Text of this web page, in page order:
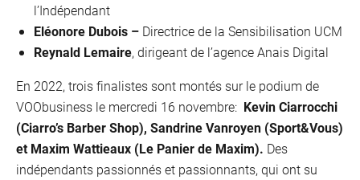
l’Indépendant
Eléonore Dubois – Directrice de la Sensibilisation UCM
Reynald Lemaire, dirigeant de l’agence Anais Digital
En 2022, trois finalistes sont montés sur le podium de
VOObusiness le mercredi 16 novembre: Kevin Ciarrocchi
(Ciarro’s Barber Shop), Sandrine Vanroyen (Sport&Vous)
et Maxim Wattieaux (Le Panier de Maxim). Des
indépendants passionnés et passionnants, qui ont su